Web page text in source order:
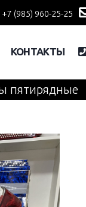
+7 (985) 960-25-25
КОНТАКТЫ
пятирядные